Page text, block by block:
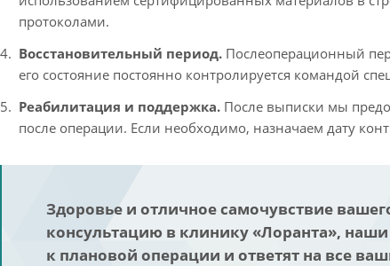
протоколами.
Восстановительный период. Послеоперационный
его состояние постоянно контролируется командой
Реабилитация и поддержка. После выписки мы
после операции. Если необходимо, назначаем дату
Здоровье и отличное самочувствие
консультацию в клинику «Лоранта»,
к плановой операции и ответят на все